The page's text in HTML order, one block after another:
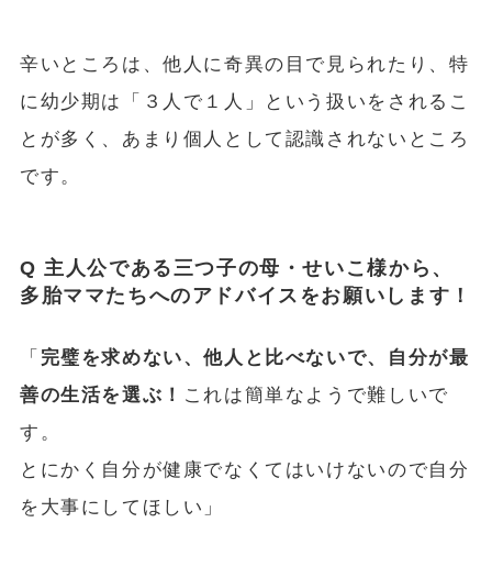
辛いところは、他人に奇異の目で見られたり、特
に幼少期は「３人で１人」という扱いをされるこ
とが多く、あまり個人として認識されないところ
です。
Q 主人公である三つ子の母・せいこ様から、
多胎ママたちへのアドバイスをお願いします！
「 完璧を求めない、他人と比べないで、自分が最
善の生活を選ぶ！ これは簡単なようで難しいで
す。
とにかく自分が健康でなくてはいけないので自分
を大事にしてほしい」